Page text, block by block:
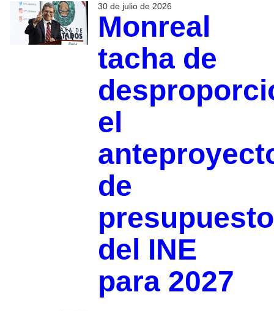
30 de julio de 2026
Monreal
tacha de
el
de
presupuesto
del INE
para 2027